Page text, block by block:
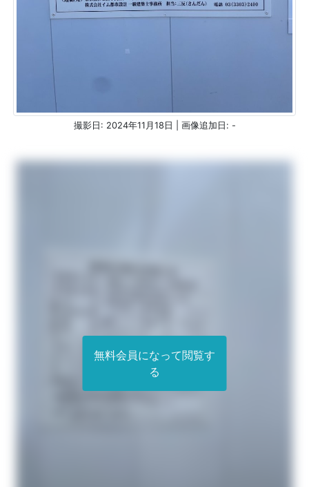
撮影日: 2024年11月18日 | 画像追加日: -
無料会員になって閲覧す
る